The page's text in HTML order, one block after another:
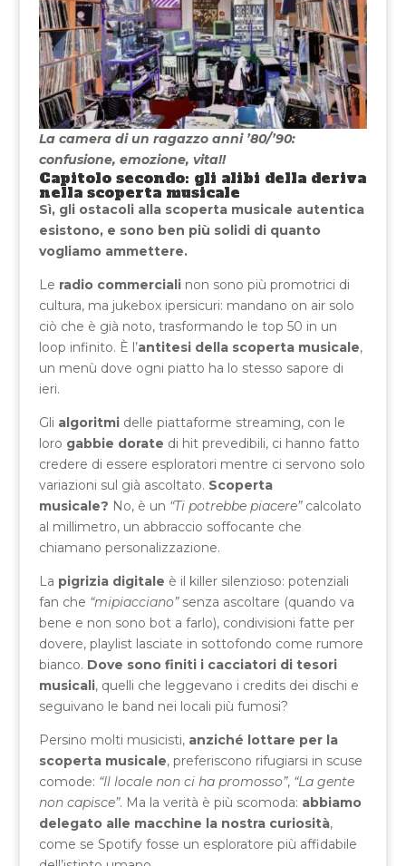
La camera di un ragazzo anni ’80/’90:
confusione, emozione, vita!!
Capitolo secondo: gli alibi della deriva
nella scoperta musicale
Sì, gli ostacoli alla scoperta musicale autentica
esistono, e sono ben più solidi di quanto
vogliamo ammettere.
Le radio commercialinon sono più promotrici di
cultura, ma jukebox ipersicuri: mandano on air solo
ciò che è già noto, trasformando le top 50 in un
loop infinito. È l’antitesi della scoperta musicale,
un menù dove ogni piatto ha lo stesso sapore di
ieri.
Gli algoritmidelle piattaforme streaming, con le
loro gabbie dorate di hit prevedibili, ci hanno fatto
credere di essere esploratori mentre ci servono solo
variazioni sul già ascoltato. Scoperta
musicale? No, è un “Ti potrebbe piacere”calcolato
al millimetro, un abbraccio soffocante che
chiamano personalizzazione.
La pigrizia digitale è il killer silenzioso: potenziali
fan che “mipiacciano”senza ascoltare (quando va
bene e non sono bot a farlo), condivisioni fatte per
dovere, playlist lasciate in sottofondo come rumore
bianco. Dove sono finiti i cacciatori di tesori
musicali, quelli che leggevano i credits dei dischi e
seguivano le band nei locali più fumosi?
Persino molti musicisti, anziché lottare per la
scoperta musicale, preferiscono rifugiarsi in scuse
comode: “Il locale non ci ha promosso”, “La gente
non capisce”. Ma la verità è più scomoda: abbiamo
delegato alle macchine la nostra curiosità,
come se Spotify fosse un esploratore più affidabile